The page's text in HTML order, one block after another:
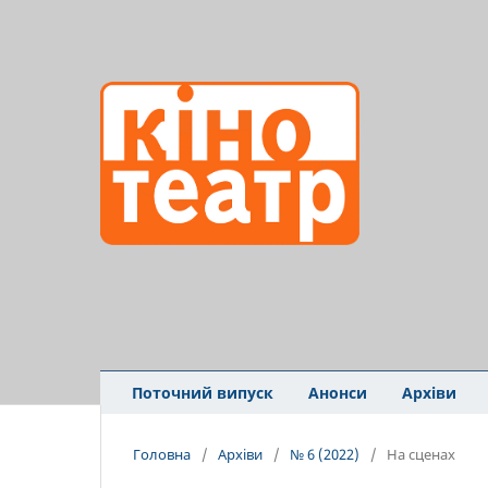
Поточний випуск Анонси Архіви
Головна / Архіви / № 6 (2022) / На сценах